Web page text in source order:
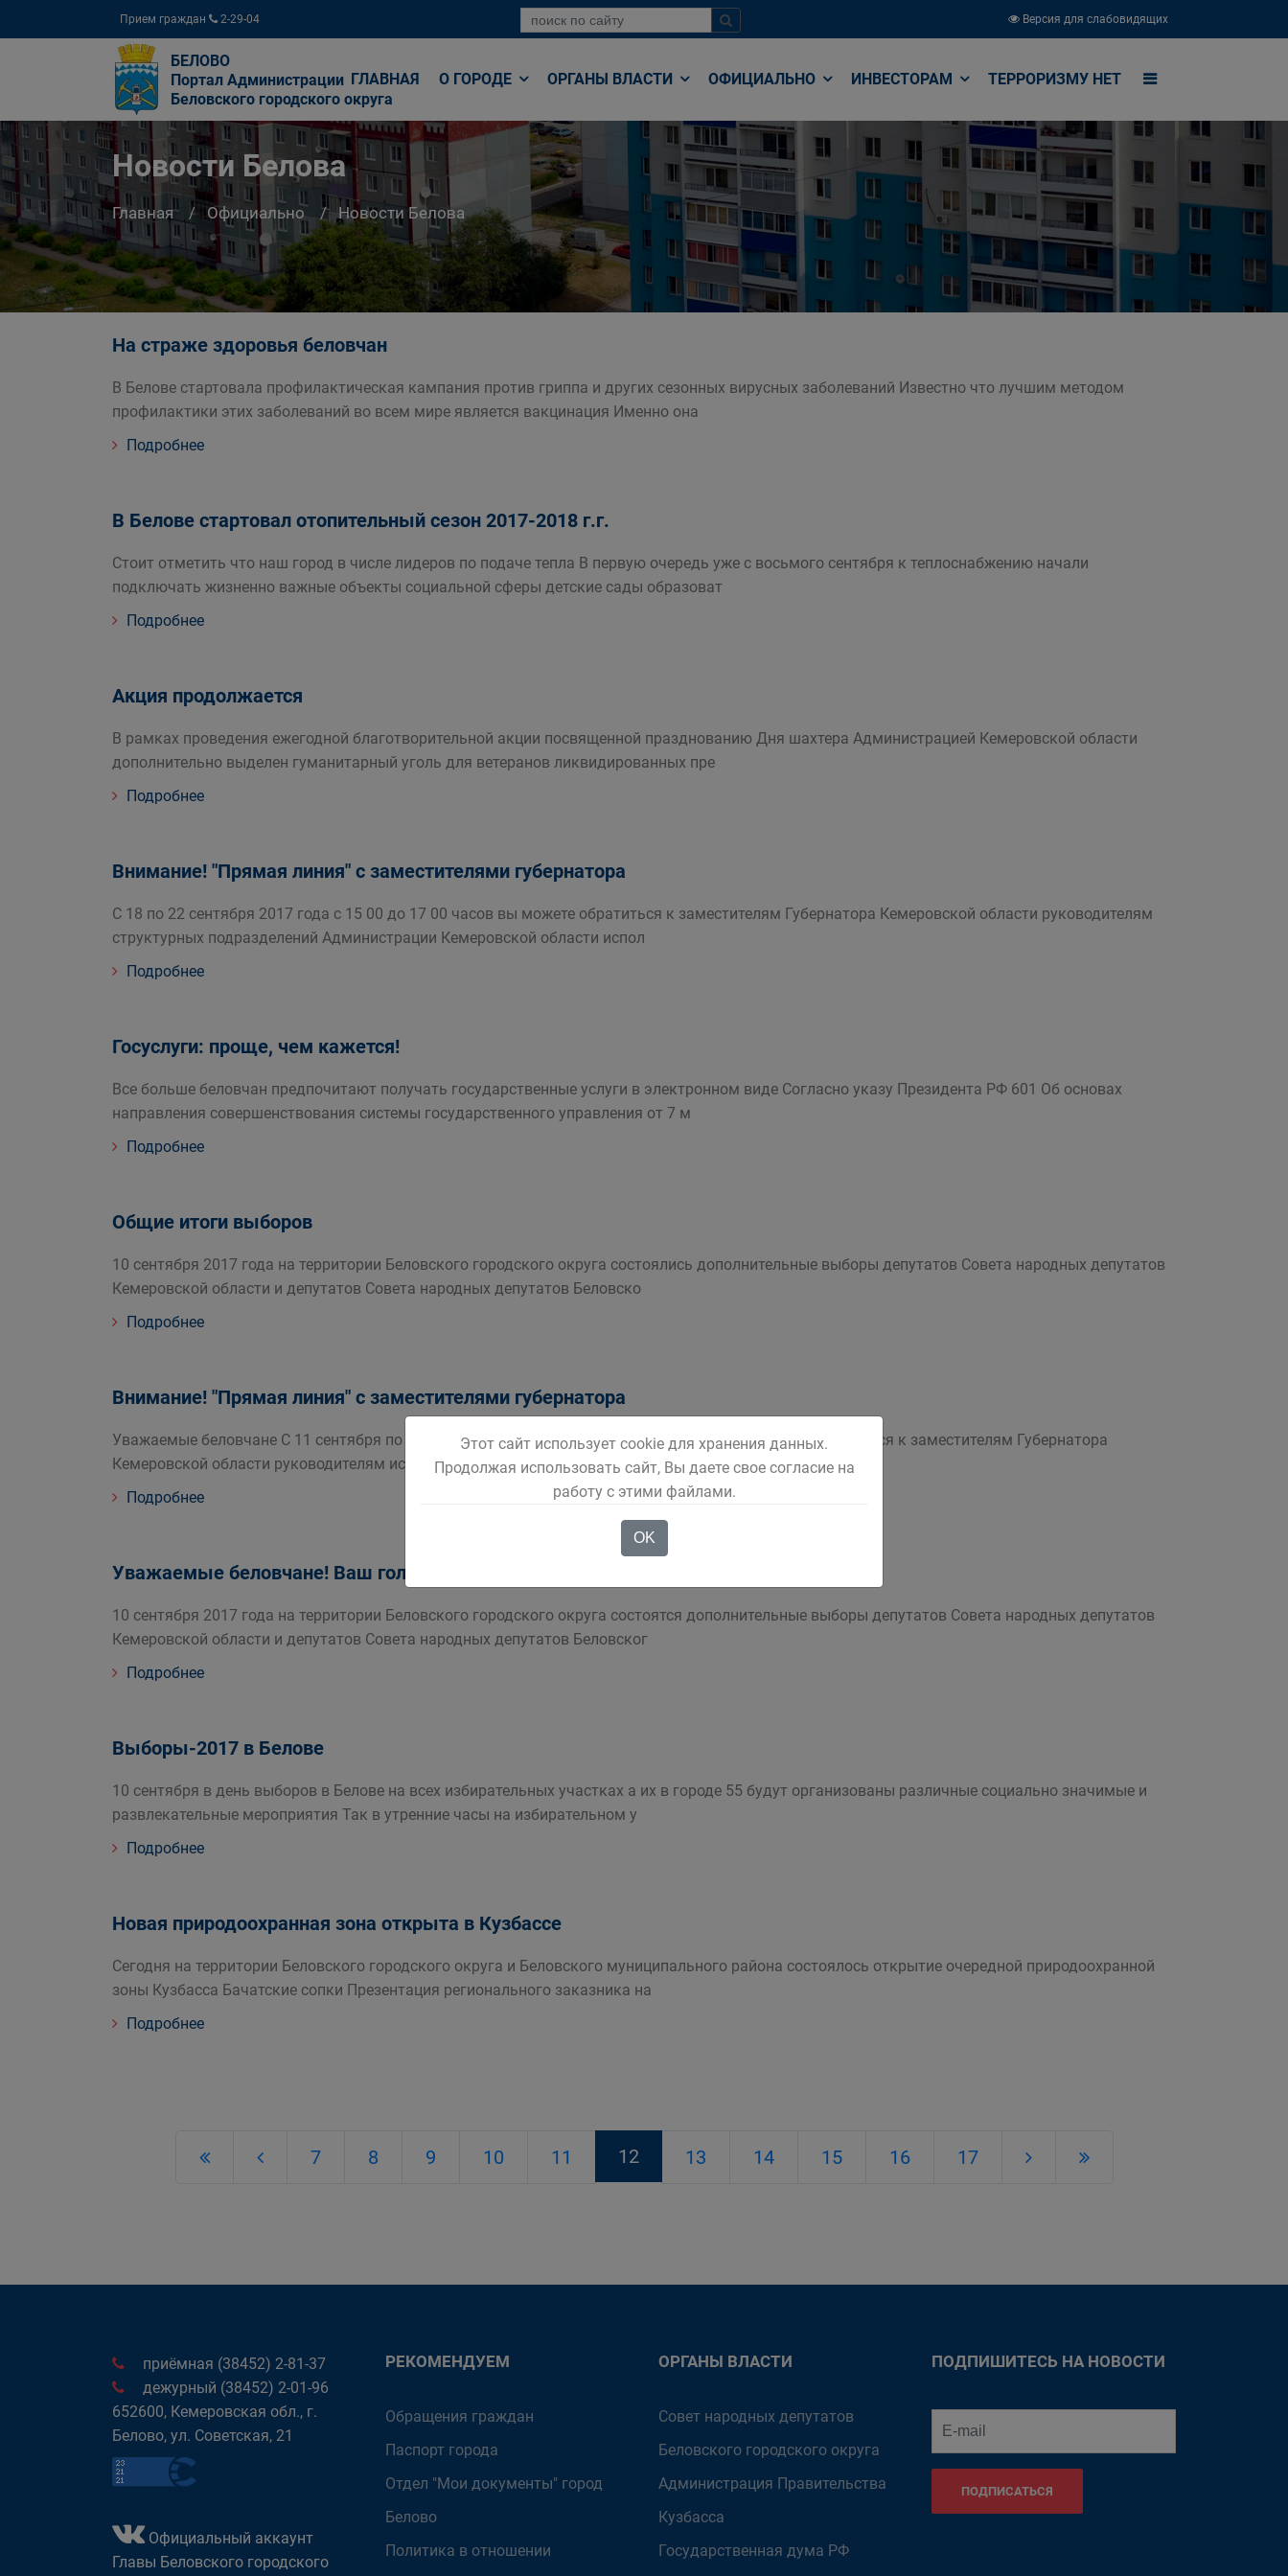
Прием граждан 2-29-04 Версия для слабовидящих
БЕЛОВО
Портал Администрации
Беловского городского округа
ГЛАВНАЯ О ГОРОДЕ ОРГАНЫ ВЛАСТИ ОФИЦИАЛЬНО ИНВЕСТОРАМ ТЕРРОРИЗМУ НЕТ
Новости Белова
Главная Официально Новости Белова
На страже здоровья беловчан
В Белове стартовала профилактическая кампания против гриппа и других сезонных вирусных заболеваний Известно что лучшим методом
профилактики этих заболеваний во всем мире является вакцинация Именно она
Подробнее
В Белове стартовал отопительный сезон 2017-2018 г.г.
Стоит отметить что наш город в числе лидеров по подаче тепла В первую очередь уже с восьмого сентября к теплоснабжению начали
подключать жизненно важные объекты социальной сферы детские сады образоват
Подробнее
Акция продолжается
В рамках проведения ежегодной благотворительной акции посвященной празднованию Дня шахтера Администрацией Кемеровской области
дополнительно выделен гуманитарный уголь для ветеранов ликвидированных пре
Подробнее
Внимание! "Прямая линия" с заместителями губернатора
С 18 по 22 сентября 2017 года с 15 00 до 17 00 часов вы можете обратиться к заместителям Губернатора Кемеровской области руководителям
структурных подразделений Администрации Кемеровской области испол
Подробнее
Госуслуги: проще, чем кажется!
Все больше беловчан предпочитают получать государственные услуги в электронном виде Согласно указу Президента РФ 601 Об основах
направления совершенствования системы государственного управления от 7 м
Подробнее
Общие итоги выборов
10 сентября 2017 года на территории Беловского городского округа состоялись дополнительные выборы депутатов Совета народных депутатов
Кемеровской области и депутатов Совета народных депутатов Беловско
Подробнее
Внимание! "Прямая линия" с заместителями губернатора
Уважаемые беловчане С 11 сентября по 15 сентября 2017 года с 1500 до 1700 часов Вы можете обратиться к заместителям Губернатора
Кемеровской области руководителям исполнительных органов государственной
Подробнее
Уважаемые беловчане! Ваш голос важен!
10 сентября 2017 года на территории Беловского городского округа состоятся дополнительные выборы депутатов Совета народных депутатов
Кемеровской области и депутатов Совета народных депутатов Беловског
Подробнее
Выборы-2017 в Белове
10 сентября в день выборов в Белове на всех избирательных участках а их в городе 55 будут организованы различные социально значимые и
развлекательные мероприятия Так в утренние часы на избирательном у
Подробнее
Новая природоохранная зона открыта в Кузбассе
Сегодня на территории Беловского городского округа и Беловского муниципального района состоялось открытие очередной природоохранной
зоны Кузбасса Бачатские сопки Презентация регионального заказника на
Подробнее
7 8 9 10 11 12 13 14 15 16 17
приёмная (38452) 2-81-37
дежурный (38452) 2-01-96
652600, Кемеровская обл., г.
Белово, ул. Советская, 21
Официальный аккаунт
Главы Беловского городского
РЕКОМЕНДУЕМ
Обращения граждан
Паспорт города
Отдел "Мои документы" город
Белово
Политика в отношении
ОРГАНЫ ВЛАСТИ
Совет народных депутатов
Беловского городского округа
Администрация Правительства
Кузбасса
Государственная дума РФ
ПОДПИШИТЕСЬ НА НОВОСТИ
ПОДПИСАТЬСЯ
Этот сайт использует cookie для хранения данных.
Продолжая использовать сайт, Вы даете свое согласие на
работу с этими файлами.
OK